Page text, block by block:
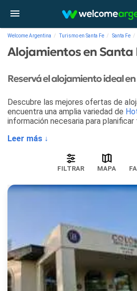
Welcome Argentina Turismo en Santa Fe Santa Fe
Alojamientos en Santa
Reservá el alojamiento ideal
Descubre las mejores ofertas de
encuentra una amplia variedad de
información necesaria para planificar
Leer más ↓
FILTRAR MAPA